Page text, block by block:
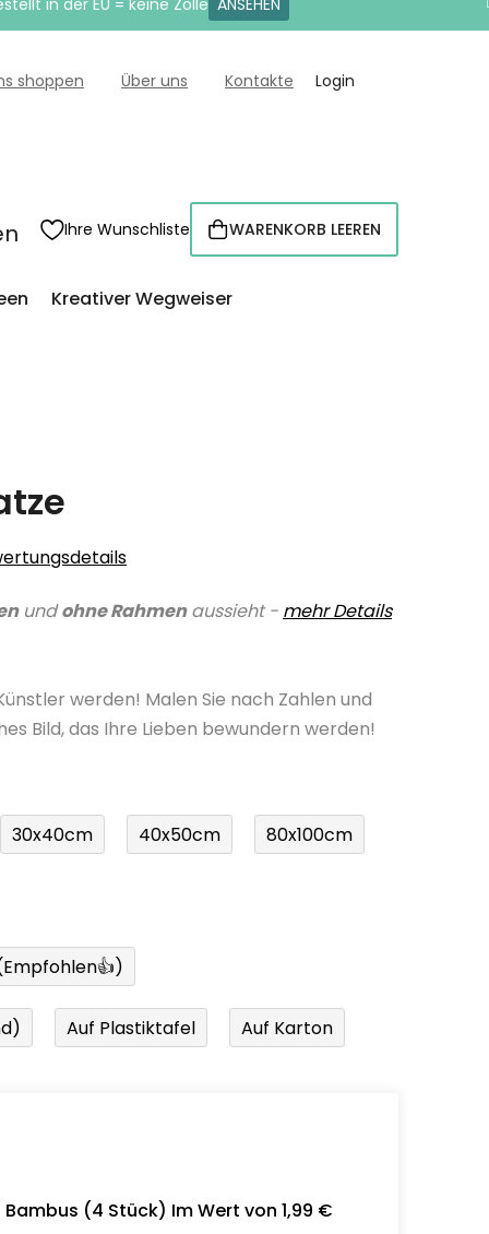
in der EU = keine Zölle ANSEHEN
shoppen Über uns Kontakte Login
Ihre Wunschliste WARENKORB
WARENKORB LEEREN
Kreativer Wegweiser
undohne Rahmenaussieht - mehr Details
werden! Malen Sie nach Zahlen und
Bild, das Ihre Lieben bewundern werden!
30x40cm 40x50cm 80x100cm
Auf Plastiktafel Auf Karton
(4 Stück) Im Wert von 1,99 €